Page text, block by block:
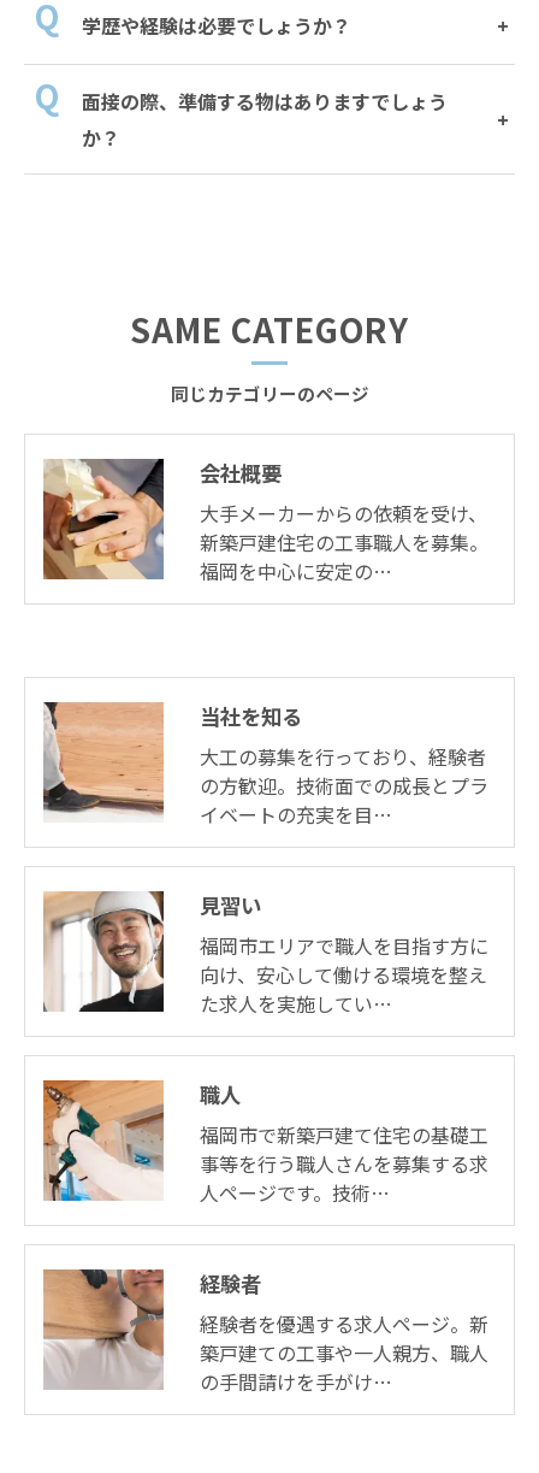
学歴や経験は必要でしょうか？
面接の際、準備する物はありますでしょう
か？
同じカテゴリーのページ
SAME CATEGORY
会社概要
大手メーカーからの依頼を受け、
新築戸建住宅の工事職人を募集。
福岡を中心に安定の…
当社を知る
大工の募集を行っており、経験者
の方歓迎。技術面での成長とプラ
イベートの充実を目…
見習い
福岡市エリアで職人を目指す方に
向け、安心して働ける環境を整え
た求人を実施してい…
職人
福岡市で新築戸建て住宅の基礎工
事等を行う職人さんを募集する求
人ページです。技術…
経験者
経験者を優遇する求人ページ。新
築戸建ての工事や一人親方、職人
の手間請けを手がけ…